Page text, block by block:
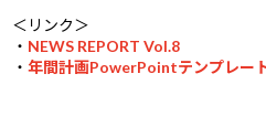
＜リンク＞
・ NEWS REPORT Vol.8
・年間計画PowerPointテンプレー